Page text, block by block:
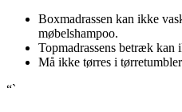
Boxmadrassen kan ikke
møbelshampoo.
Topmadrassens betræk kan
Må ikke tørres i
“`